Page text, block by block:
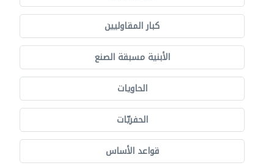
كبار المقاوليين
الأبنية مسبقة الصنع
الحاويات
الحفريّات
قواعد الأساس